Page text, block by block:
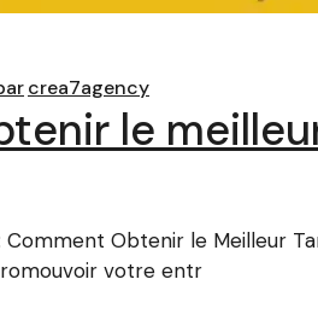
crea7agency
le
Obtenir le Meilleur
votre entr